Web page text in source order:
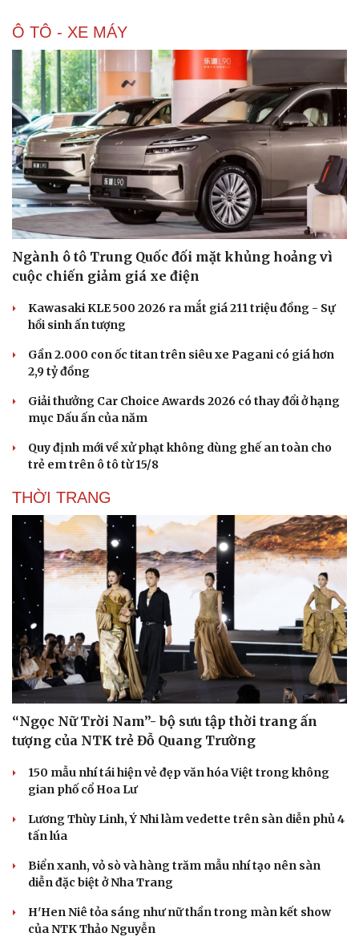
Văn hóa
Văn học
Âm nhạc
Di sản
Sao Việt
Ô TÔ - XE MÁY
Ngành ô tô Trung Quốc đối mặt khủng hoảng vì
cuộc chiến giảm giá xe điện
Kawasaki KLE 500 2026 ra mắt giá 211 triệu đồng - Sự
hồi sinh ấn tượng
Gần 2.000 con ốc titan trên siêu xe Pagani có giá hơn
2,9 tỷ đồng
Giải thưởng Car Choice Awards 2026 có thay đổi ở hạng
mục Dấu ấn của năm
Quy định mới về xử phạt không dùng ghế an toàn cho
trẻ em trên ô tô từ 15/8
THỜI TRANG
“Ngọc Nữ Trời Nam”- bộ sưu tập thời trang ấn
tượng của NTK trẻ Đỗ Quang Trường
150 mẫu nhí tái hiện vẻ đẹp văn hóa Việt trong không
gian phố cổ Hoa Lư
Lương Thùy Linh, Ý Nhi làm vedette trên sàn diễn phủ 4
tấn lúa
Biển xanh, vỏ sò và hàng trăm mẫu nhí tạo nên sàn
diễn đặc biệt ở Nha Trang
H'Hen Niê tỏa sáng như nữ thần trong màn kết show
của NTK Thảo Nguyễn